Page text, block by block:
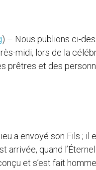
) – Nous publions ci-
midi, lors de la
prêtres et des
a envoyé son Fils ; il
arrivée, quand
et s’est fait